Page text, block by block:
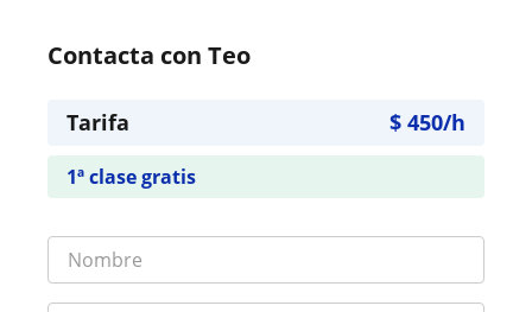
Contacta con Teo
Tarifa $ 450/h
1ª clase gratis